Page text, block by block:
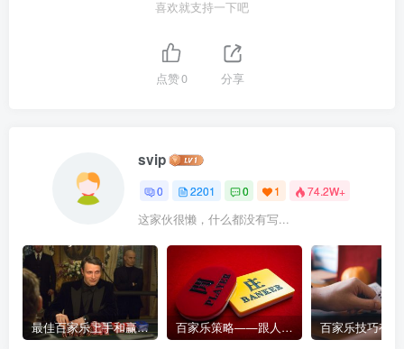
喜欢就支持一下吧
点赞0 分享
svip
0 2201 0 1 74.2W+
这家伙很懒，什么都没有写...
最佳百家乐上手和赢钱指南 – 终极版 百家乐策略——跟人胜过跟路